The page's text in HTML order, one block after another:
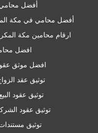
أفضل
أفضل محامي في مكة
ارقام محامين مكة
افضل
افضل موثق عقود بمكة
توثيق عقد الزواج بمكة
توثيق عقود البيع بمكة
توثيق عقود الشركات
توثيق مستندات مكة